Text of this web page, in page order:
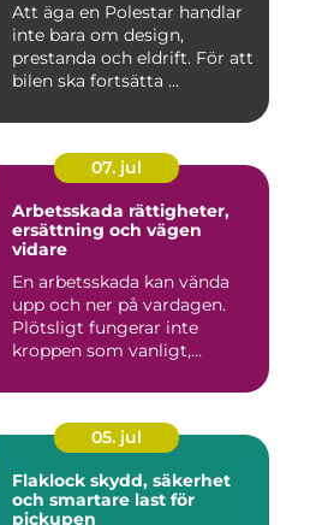
Att äga en Polestar handlar
inte bara om design,
prestanda och eldrift. För att
bilen ska fortsätta ...
07. jul
Arbetsskada rättigheter,
ersättning och vägen
vidare
En arbetsskada kan vända
upp och ner på vardagen.
Plötsligt fungerar inte
kroppen som vanligt,
05. jul
Flaklock skydd, säkerhet
och smartare last för
pickupen